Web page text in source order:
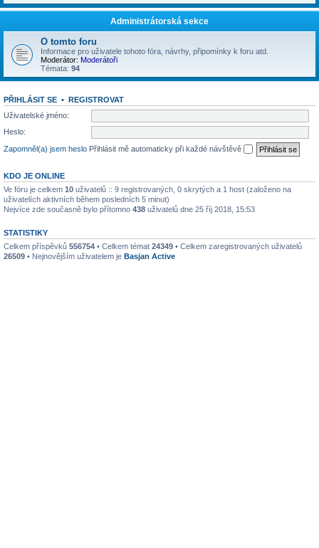
Administrátorská sekce
O tomto foru
Informace pro uživatele tohoto fóra, návrhy, připomínky k foru atd.
Moderátor: Moderátoři
Témata: 94
PŘIHLÁSIT SE • REGISTROVAT
Uživatelské jméno:
Heslo:
Zapomněl(a) jsem heslo Přihlásit mě automaticky při každé návštěvě
KDO JE ONLINE
Ve fóru je celkem 10 uživatelů :: 9 registrovaných, 0 skrytých a 1 host (založeno na
uživatelích aktivních během posledních 5 minut)
Nejvíce zde současně bylo přítomno 438 uživatelů dne 25 říj 2018, 15:53
STATISTIKY
Celkem příspěvků 556754 • Celkem témat 24349 • Celkem zaregistrovaných uživatelů
26509 • Nejnovějším uživatelem je Basjan Active